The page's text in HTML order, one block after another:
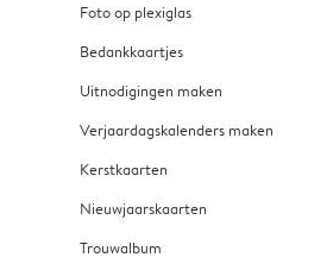
Foto op plexiglas
Bedankkaartjes
Uitnodigingen maken
Verjaardagskalenders maken
Kerstkaarten
Nieuwjaarskaarten
Trouwalbum